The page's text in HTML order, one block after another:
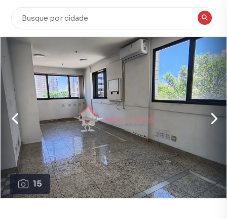
15